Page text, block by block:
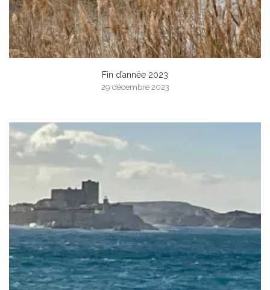
Fin d’année 2023
29 décembre 2023